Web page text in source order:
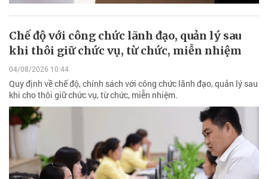
Chế độ với công chức lãnh đạo, quản lý sau
khi thôi giữ chức vụ, từ chức, miễn nhiệm
04/08/2026 10:44
Quy định về chế độ, chính sách với công chức lãnh đạo, quản lý sau
khi cho thôi giữ chức vụ, từ chức, miễn nhiệm.